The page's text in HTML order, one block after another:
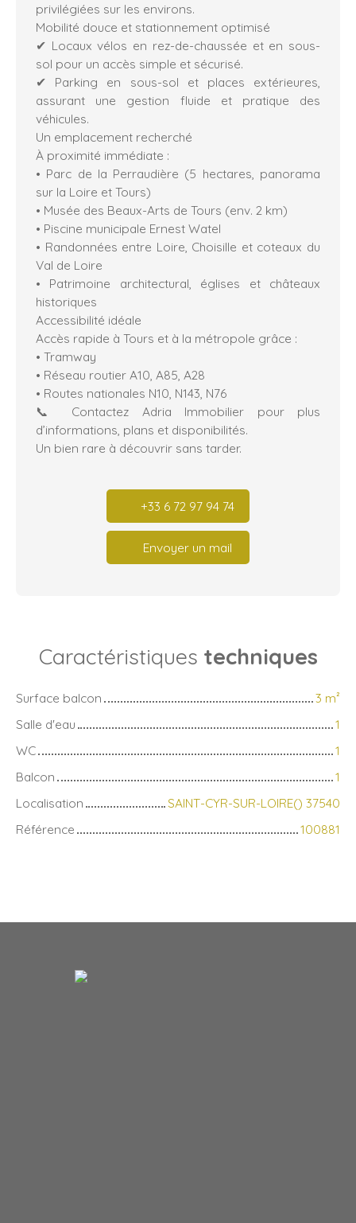
privilégiées sur les environs.
Mobilité douce et stationnement optimisé
✔ Locaux vélos en rez-de-chaussée et en sous-
sol pour un accès simple et sécurisé.
✔ Parking en sous-sol et places extérieures,
assurant une gestion fluide et pratique des
véhicules.
Un emplacement recherché
À proximité immédiate :
• Parc de la Perraudière (5 hectares, panorama
sur la Loire et Tours)
• Musée des Beaux-Arts de Tours (env. 2 km)
• Piscine municipale Ernest Watel
• Randonnées entre Loire, Choisille et coteaux du
Val de Loire
• Patrimoine architectural, églises et châteaux
historiques
Accessibilité idéale
Accès rapide à Tours et à la métropole grâce :
• Tramway
• Réseau routier A10, A85, A28
• Routes nationales N10, N143, N76
📞 Contactez Adria Immobilier pour plus
d’informations, plans et disponibilités.
Un bien rare à découvrir sans tarder.
+33 6 72 97 94 74
Envoyer un mail
Caractéristiques techniques
Surface balcon 3 m²
Salle d'eau
1
WC
1
Balcon
1
Localisation
SAINT-CYR-SUR-LOIRE() 37540
Référence
100881